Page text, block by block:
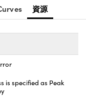
資源
is specified as Peak